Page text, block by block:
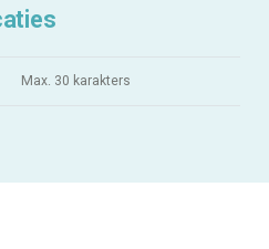
Max. 30 karakters